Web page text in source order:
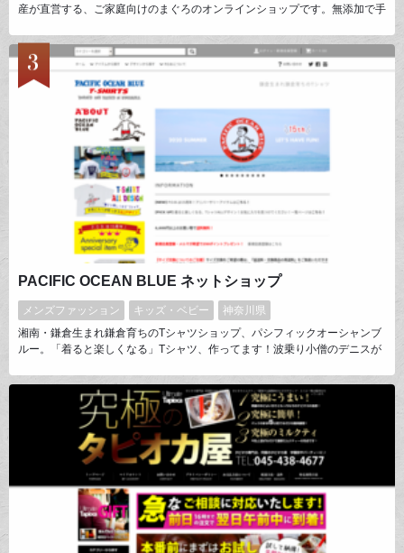
産が直営する、ご家庭向けのまぐろのオンラインショップです。無添加で手
問屋直送のまぐろを販売しています。お祝いの日に、なんでもない日常に、
家族と、心置きない仲間と囲む食卓に。私たちが選び抜いたまぐろが、あな
たやあなたの大切な人たちの笑顔に繋がりますように。
PACIFIC OCEAN BLUE ネットショップ
メンズファッション キッズ・ベビー
神奈川県
湘南・鎌倉生まれ鎌倉育ちのTシャツショップ、パシフィックオーシャンブ
ルー。「着ると楽しくなる」Tシャツ、作ってます！波乗り小僧のデニスが
大人気です。音楽や車、和風のデザインも。スウェットやグッズも充実。子
供から大人までサイズ展開も豊富。家族や仲間でおそろいも！一年中、楽し
いキャラたちと一緒に。見て楽しい、買って楽しいサイトです！